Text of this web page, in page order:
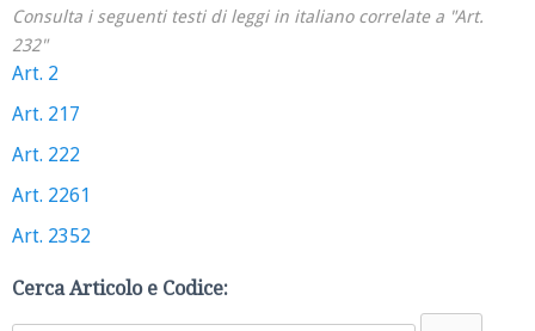
Consulta i seguenti testi di leggi in italiano correlate a "Art.
232"
Art. 2
Art. 217
Art. 222
Art. 2261
Art. 2352
Cerca Articolo e Codice: